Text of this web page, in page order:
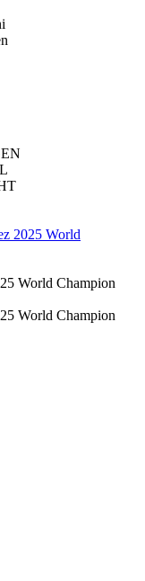
2025 World
World Champion
World Champion